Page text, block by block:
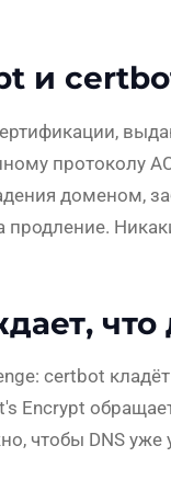
и
протоколу
доменом,
certbot
Encrypt
чтобы DNS